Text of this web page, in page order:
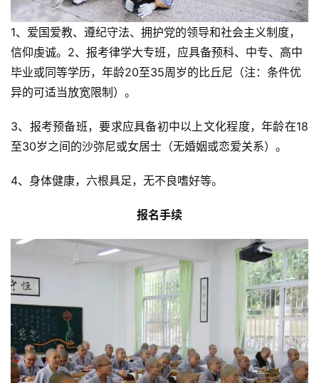
提
专
题
益
慈
善
物
寺
院
巡
礼
视
1、爱国爱教、遵纪守法、拥护党的领导和社会主义制度，
信仰虔诚。2、报考律学大专班，应具备预科、中专、高中
毕业或同等学历，年龄20至35周岁的比丘尼（注：条件优
异的可适当放宽限制）。
3、报考预备班，要求应具备初中以上文化程度，年龄在18
至30岁之间的沙弥尼或女居士（无婚姻或恋爱关系）。
4、身体健康，六根具足，无不良嗜好等。
报名手续